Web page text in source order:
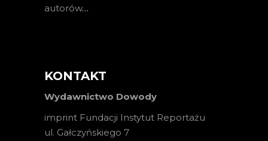
autorów…
KONTAKT
Wydawnictwo Dowody
imprint Fundacji Instytut Reportażu
ul. Gałczyńskiego 7